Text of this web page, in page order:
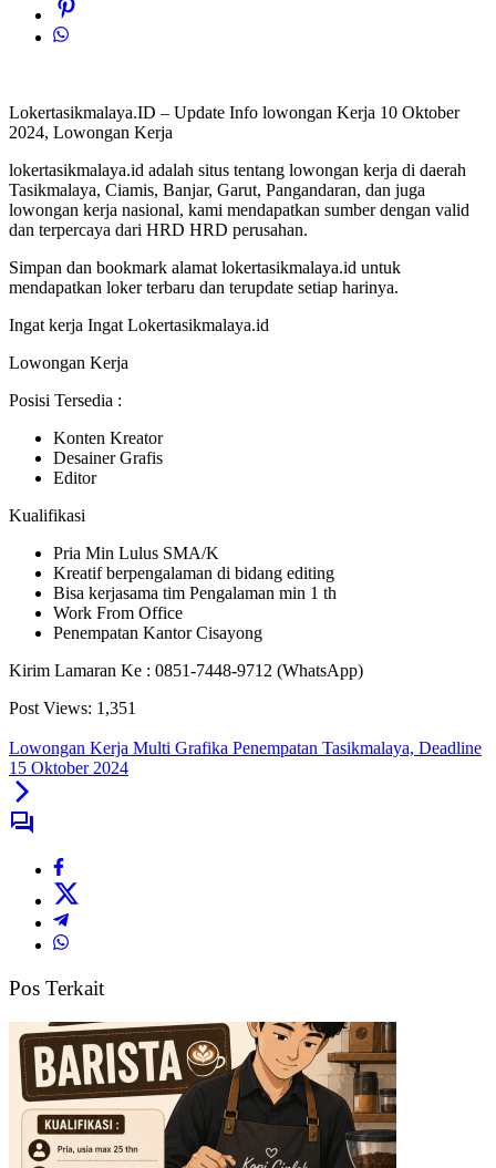
Lokertasikmalaya.ID – Update Info lowongan Kerja 10 Oktober
2024, Lowongan Kerja
lokertasikmalaya.id adalah situs tentang lowongan kerja di daerah
Tasikmalaya, Ciamis, Banjar, Garut, Pangandaran, dan juga
lowongan kerja nasional, kami mendapatkan sumber dengan valid
dan terpercaya dari HRD HRD perusahan.
Simpan dan bookmark alamat lokertasikmalaya.id untuk
mendapatkan loker terbaru dan terupdate setiap harinya.
Ingat kerja Ingat Lokertasikmalaya.id
Lowongan Kerja
Posisi Tersedia :
Konten Kreator
Desainer Grafis
Editor
Kualifikasi
Pria Min Lulus SMA/K
Kreatif berpengalaman di bidang editing
Bisa kerjasama tim Pengalaman min 1 th
Work From Office
Penempatan Kantor Cisayong
Kirim Lamaran Ke : 0851-7448-9712 (WhatsApp)
Post Views: 1,351
Lowongan Kerja Multi Grafika Penempatan Tasikmalaya, Deadline
15 Oktober 2024
Pos Terkait